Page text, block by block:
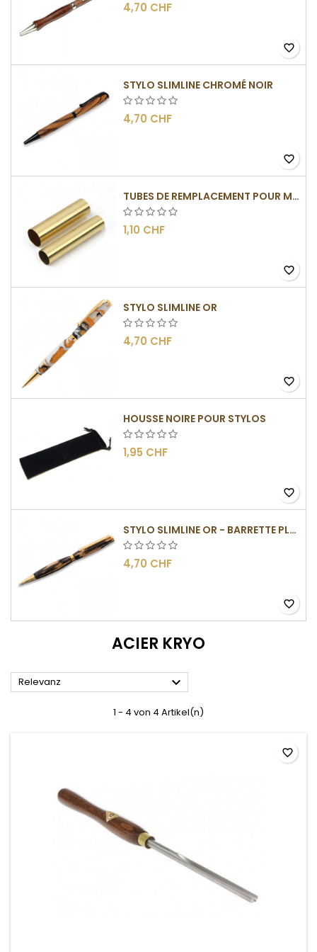
4,70 CHF
favorite_border
STYLO SLIMLINE CHROMÉ NOIR
4,70 CHF
favorite_border
TUBES DE REMPLACEMENT POUR MÉCANISMES SLIMLINE
1,10 CHF
favorite_border
STYLO SLIMLINE OR
4,70 CHF
favorite_border
HOUSSE NOIRE POUR STYLOS
1,95 CHF
favorite_border
STYLO SLIMLINE OR - BARRETTE PLATE
4,70 CHF
favorite_border
ACIER KRYO
Relevanz 
1 - 4 von 4 Artikel(n)
favorite_border